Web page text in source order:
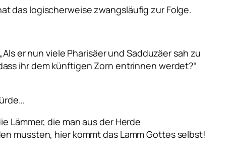
das logischerweise zwangsläufig zur Folge.
„Als er nun viele Pharisäer und Sadduzäer sah zu
ihr dem künftigen Zorn entrinnen werdet?“
Lämmer, die man aus der Herde
mussten, hier kommt das Lamm Gottes selbst!